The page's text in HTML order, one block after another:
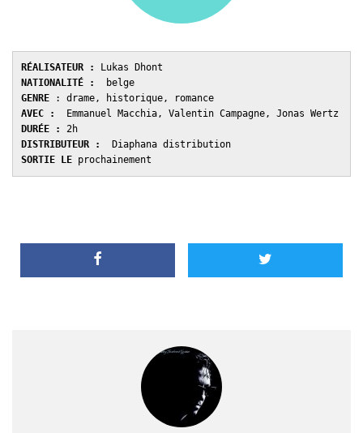
RÉALISATEUR :
Lukas Dhont
NATIONALITÉ :
  belge
GENRE
: drame, historique, romance
AVEC :
Emmanuel Macchia, Valentin Campagne, Jonas Wertz
DURÉE : 2h
DISTRIBUTEUR :
Diaphana distribution
SORTIE LE prochainement